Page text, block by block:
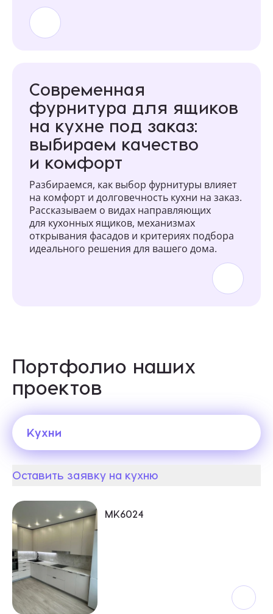
Современная
фурнитура для ящиков
на кухне под заказ:
выбираем качество
и комфорт
Разбираемся, как выбор фурнитуры влияет
на комфорт и долговечность кухни на заказ.
Рассказываем о видах направляющих
для кухонных ящиков, механизмах
открывания фасадов и критериях подбора
идеального решения для вашего дома.
Портфолио наших
проектов
Кухни
Кухни
Оставить заявку на кухню
MK6024